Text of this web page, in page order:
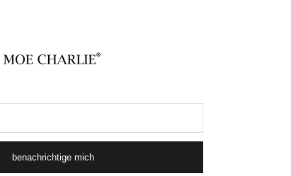
MOE CHARLIE
benachrichtige mich